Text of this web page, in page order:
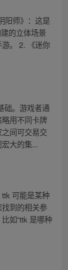
阳师》：这是
的立体场景
。 2. 《迷你
础。游戏者通
用不同卡牌
间可交易交
大的集...
可能是某种
到的相关参
如“ttk 是哪种